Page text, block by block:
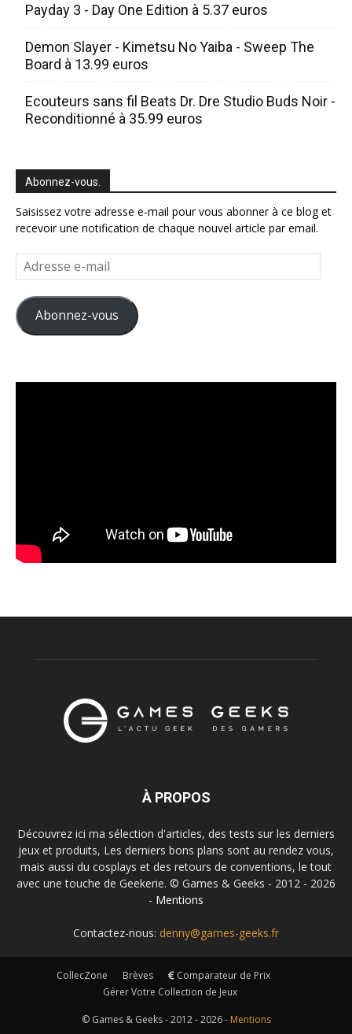
Payday 3 - Day One Edition à 5.37 euros
Demon Slayer - Kimetsu No Yaiba - Sweep The
Board à 13.99 euros
Ecouteurs sans fil Beats Dr. Dre Studio Buds Noir -
Reconditionné à 35.99 euros
Abonnez-vous.
Saisissez votre adresse e-mail pour vous abonner à ce blog et
recevoir une notification de chaque nouvel article par email.
Adresse
e-
mail
Abonnez-vous
À PROPOS
Découvrez ici ma sélection d'articles, des tests sur les derniers
jeux et produits, Les derniers bons plans sont au rendez vous,
mais aussi du cosplays et des retours de conventions, le tout
avec une touche de Geekerie. © Games & Geeks - 2012 - 2026
- Mentions
Contactez-nous: denny@games-geeks.fr
CollecZone Brèves
Comparateur de Prix
Gérer Votre Collection de Jeux
© Games & Geeks - 2012 - 2026 - Mentions